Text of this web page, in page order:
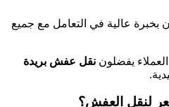
بخبرة عالية في التعامل مع جميع
يفضلون نقل عفش بريدة
لنقل العفش؟